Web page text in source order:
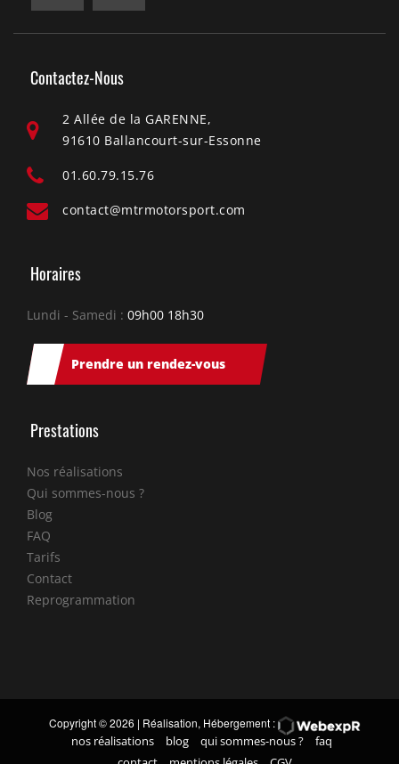
Contactez-Nous
2 Allée de la GARENNE,
91610 Ballancourt-sur-Essonne
01.60.79.15.76
contact@mtrmotorsport.com
Horaires
Lundi - Samedi : 09h00 18h30
Prendre un rendez-vous
Prestations
Nos réalisations
Qui sommes-nous ?
Blog
FAQ
Tarifs
Contact
Reprogrammation
Copyright© 2026 | Réalisation, Hébergement :
nos réalisations blog qui sommes-nous ?
faq